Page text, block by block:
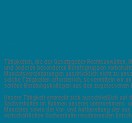
Tätigkeiten, die der Gesetzgeber Rechtsanwälten,
und anderen besonderen Berufsgruppen
Mandatsvereinbarungen ausdrücklich nicht zu
solche Tätigkeiten erforderlich, so vermitteln wir
seriöse Beratungskollegen aus den zugelassenen
Unsere Tätigkeit erstreckt sich ausschließlich auf
Sachverhalten im Rahmen unseres unternehmens-
Mandates sowie die Vor- und Aufbereitung der
wirtschaftlichen Sachverhalte resultierenden